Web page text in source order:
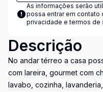
As informações serão
possa entrar em contato
privacidade e termos de
Descrição
No andar térreo a casa
com lareira, gourmet com
lavabo, cozinha,